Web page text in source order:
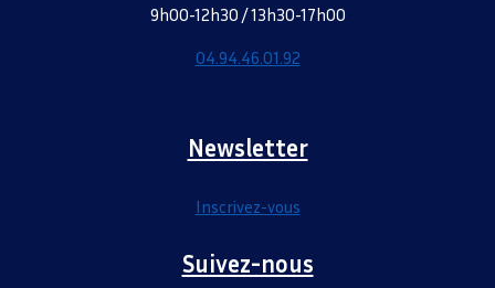
9h00-12h30 / 13h30-17h00
04.94.46.01.92
Newsletter
Inscrivez-vous
Suivez-nous